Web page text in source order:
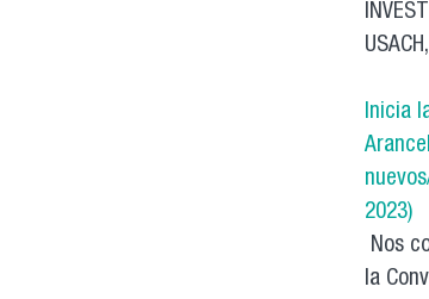
Inicia
2023)
Nos
la